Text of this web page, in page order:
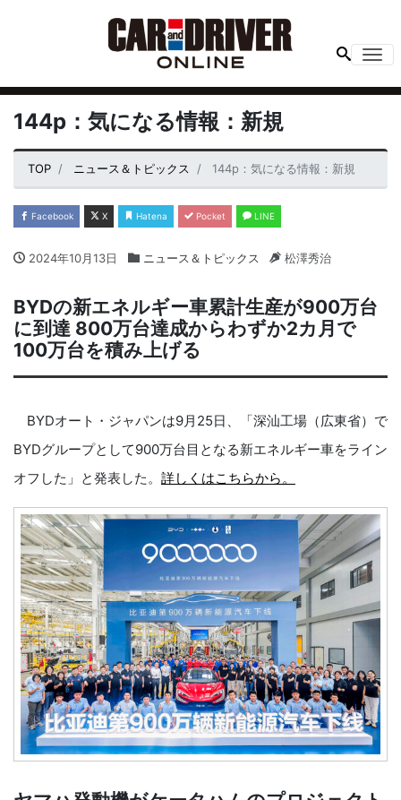
144p：気になる情報：新規
TOP ニュース＆トピックス 144p：気になる情報：新規
Facebook X Hatena Pocket LINE
2024年10月13日 ニュース＆トピックス 松澤秀治
BYDの新エネルギー車累計生産が900万台
に到達 800万台達成からわずか2カ月で
100万台を積み上げる
BYDオート・ジャパンは9月25日、「深汕工場（広東省）で
BYDグループとして900万台目となる新エネルギー車をライン
オフした」と発表した。 詳しくはこちらから。